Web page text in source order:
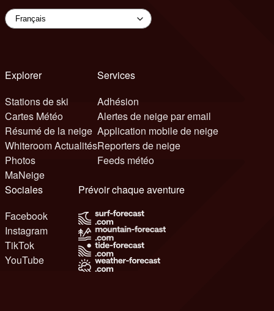
Explorer
Stations de ski
Cartes Météo
Résumé de la neige
Whiteroom Actualités
Photos
MaNeige
Services
Adhésion
Alertes de neige par email
Application mobile de neige
Reporters de neige
Feeds météo
Sociales
Facebook
Instagram
TikTok
YouTube
Prévoir chaque aventure